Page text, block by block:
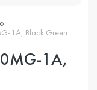
1A, Black Green
1A,